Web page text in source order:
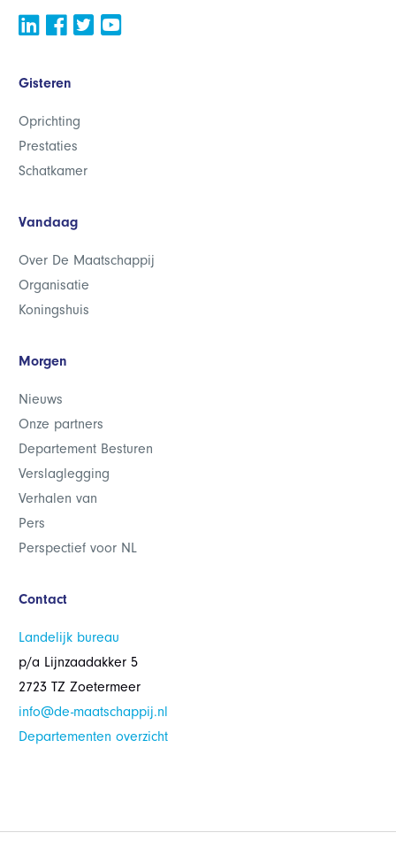
Gisteren
Oprichting
Prestaties
Schatkamer
Vandaag
Over De Maatschappij
Organisatie
Koningshuis
Morgen
Nieuws
Onze partners
Departement Besturen
Verslaglegging
Verhalen van
Pers
Perspectief voor NL
Contact
Landelijk bureau
p/a Lijnzaadakker 5
2723 TZ Zoetermeer
info@de-maatschappij.nl
Departementen overzicht